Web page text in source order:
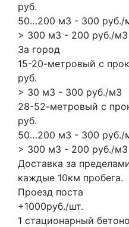
руб.
50…200 м3 - 300 руб./
> 300 м3 - 200 руб./м3
За город
15-20-метровый с
руб.
> 30 м3 - 300 руб./м3
28-52-метровый с
руб.
50…200 м3 - 300 руб./
> 300 м3 - 200 руб./м3
Доставка за
каждые 10км пробега.
Проезд поста
+1000руб./шт.
1 стационарный